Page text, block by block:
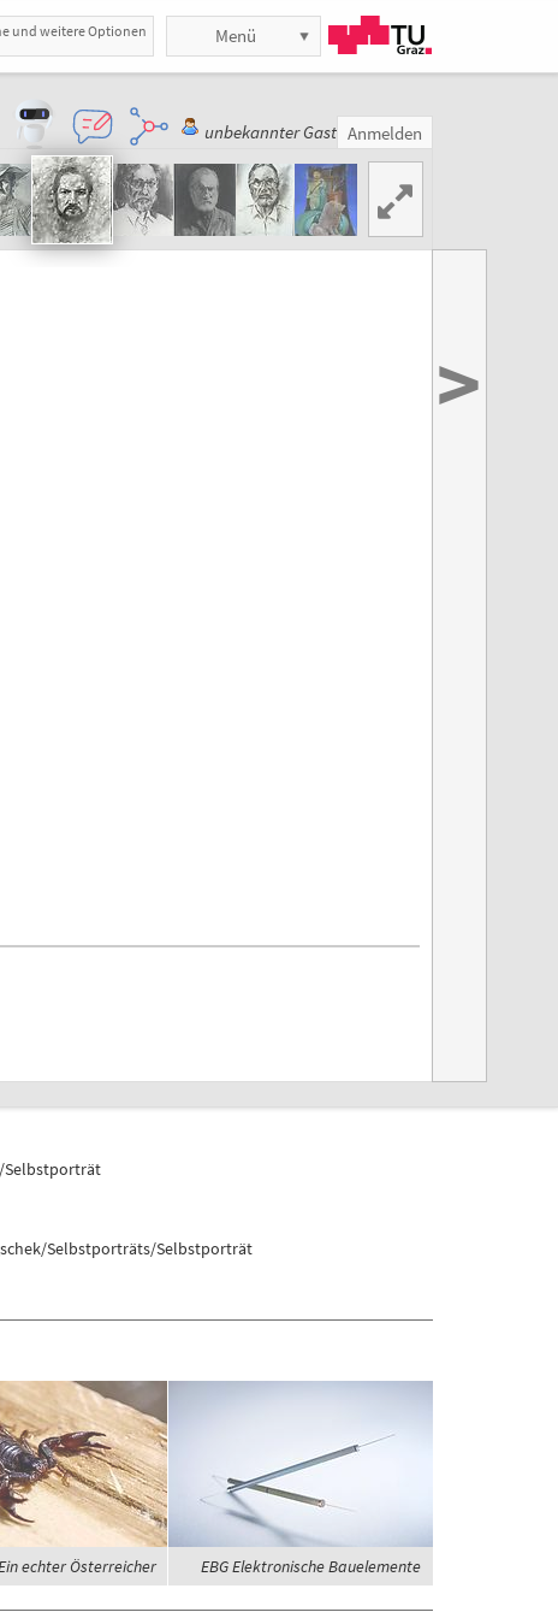
und weitere Optionen Menü
unbekannter Gast Anmelden
>
Selbstporträt
Selbstporträts/Selbstporträt
echter Österreicher EBG Elektronische Bauelemente